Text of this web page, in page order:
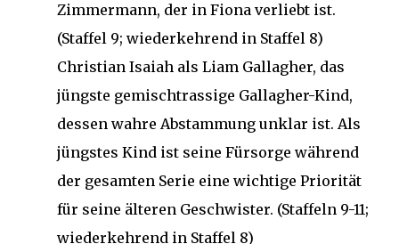
Zimmermann, der in Fiona verliebt ist.
(Staffel 9; wiederkehrend in Staffel 8)
Christian Isaiah als Liam Gallagher, das
jüngste gemischtrassige Gallagher-Kind,
dessen wahre Abstammung unklar ist. Als
jüngstes Kind ist seine Fürsorge während
der gesamten Serie eine wichtige Priorität
für seine älteren Geschwister. (Staffeln 9-11;
wiederkehrend in Staffel 8)